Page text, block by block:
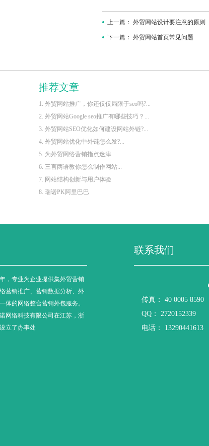
上一篇： 外贸网站设计要注意的原则
下一篇： 外贸网站首页常见问题
推荐文章
1. 外贸网站推广，你还仅仅局限于seo吗?...
2. 外贸网站Google seo推广有哪些技巧？...
3. 外贸网站SEO优化如何建设网站外链?...
4. 外贸网站优化中外链怎么发?...
5. 为外贸网络营销指点迷津
6. 三言两语教你怎么制作网站...
7. 网站结构创新与用户体验
8. 瑞诺PK阿里巴巴
，专业为企业提供集外贸营销
营销推广、营销数据分析、外
体的网络整合营销外包服务。
网络科技有限公司在江苏，浙
立了办事处
联系我们
传真：
40 0005 8590
QQ：
2720152339
电话：
13290441613